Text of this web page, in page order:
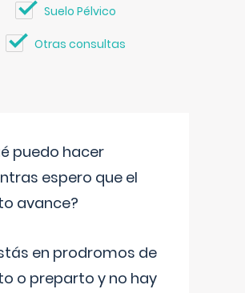
Suelo Pélvico
Otras consultas
puedo hacer
espero que el
avance?
en prodromos de
o preparto y no hay